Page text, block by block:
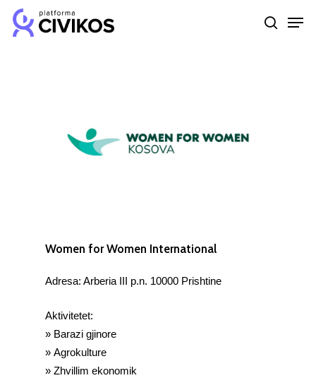
Skip
search
Women for Women International
Adresa: Arberia III p.n. 10000 Prishtine
Aktivitetet:
» Barazi gjinore
» Agrokulture
» Zhvillim ekonomik